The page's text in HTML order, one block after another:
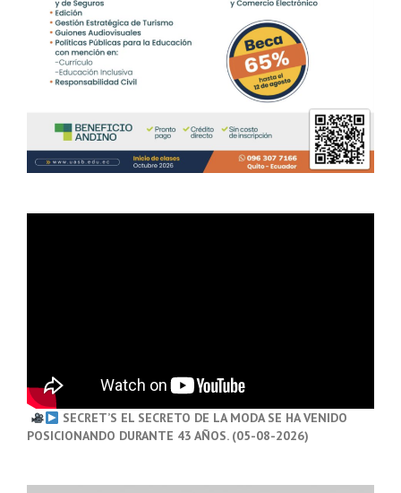
SECRET’S EL SECRETO DE LA MODA SE HA VENIDO
POSICIONANDO DURANTE 43 AÑOS. (05-08-2026)